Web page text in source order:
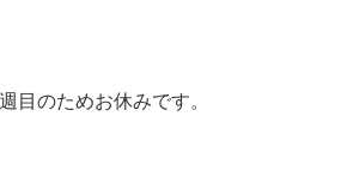
目のためお休みです。